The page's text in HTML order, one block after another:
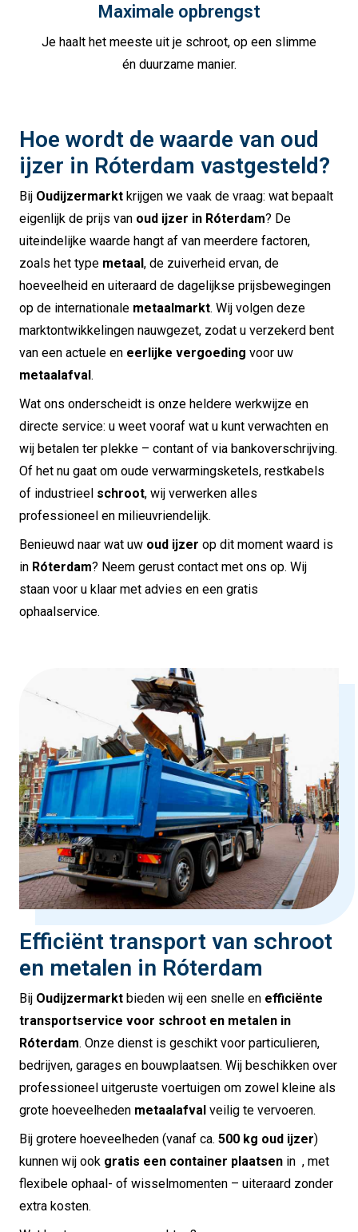
Maximale opbrengst
Je haalt het meeste uit je schroot, op een slimme
én duurzame manier.
Hoe wordt de waarde van oud
ijzer in Róterdam vastgesteld?
Bij Oudijzermarkt krijgen we vaak de vraag: wat bepaalt
eigenlijk de prijs van oud ijzer in Róterdam? De
uiteindelijke waarde hangt af van meerdere factoren,
zoals het type metaal, de zuiverheid ervan, de
hoeveelheid en uiteraard de dagelijkse prijsbewegingen
op de internationale metaalmarkt. Wij volgen deze
marktontwikkelingen nauwgezet, zodat u verzekerd bent
van een actuele en eerlijke vergoeding voor uw
metaalafval.
Wat ons onderscheidt is onze heldere werkwijze en
directe service: u weet vooraf wat u kunt verwachten en
wij betalen ter plekke – contant of via bankoverschrijving.
Of het nu gaat om oude verwarmingsketels, restkabels
of industrieel schroot, wij verwerken alles
professioneel en milieuvriendelijk.
Benieuwd naar wat uw oud ijzer op dit moment waard is
in Róterdam? Neem gerust contact met ons op. Wij
staan voor u klaar met advies en een gratis
ophaalservice.
Efficiënt transport van schroot
en metalen in Róterdam
Bij Oudijzermarkt bieden wij een snelle en efficiënte
transportservice voor schroot en metalen in
Róterdam. Onze dienst is geschikt voor particulieren,
bedrijven, garages en bouwplaatsen. Wij beschikken over
professioneel uitgeruste voertuigen om zowel kleine als
grote hoeveelheden metaalafval veilig te vervoeren.
Bij grotere hoeveelheden (vanaf ca. 500 kg oud ijzer)
kunnen wij ook gratis een container plaatsen in , met
flexibele ophaal- of wisselmomenten – uiteraard zonder
extra kosten.